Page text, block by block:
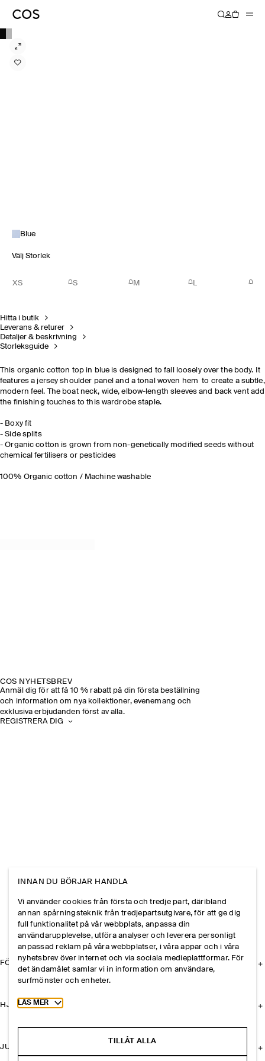
Blue
Välj Storlek
XS S M L
Hitta i butik
Leverans & returer
Detaljer & beskrivning
Storleksguide
This organic cotton top in blue is designed to fall loosely over the body. It
features a jersey shoulder panel and a tonal woven hem to create a subtle,
modern feel. The boat neck, wide, elbow-length sleeves and back vent add
the finishing touches to this wardrobe staple.
- Boxy fit
- Side splits
- Organic cotton is grown from non-genetically modified seeds without
chemical fertilisers or pesticides
100% Organic cotton / Machine washable
COS NYHETSBREV
Anmäl dig för att få 10 % rabatt på din första beställning
och information om nya kollektioner, evenemang och
exklusiva erbjudanden först av alla.
REGISTRERA DIG
FÖRETAGET
HJÄLP
JURIDISK INFORMATION
INNAN DU BÖRJAR HANDLA
Vi använder cookies från första och tredje part, däribland
annan spårningsteknik från tredjepartsutgivare, för att ge dig
full funktionalitet på vår webbplats, anpassa din
användarupplevelse, utföra analyser och leverera personligt
anpassad reklam på våra webbplatser, i våra appar och i våra
nyhetsbrev över internet och via sociala medieplattformar. För
det ändamålet samlar vi in information om användare,
surfmönster och enheter.
Toggle more cookie information
LÄS MER
TILLÅT ALLA